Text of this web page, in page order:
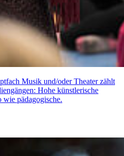
Musik und/oder Theater zählt
Hohe künstlerische
wie pädagogische.